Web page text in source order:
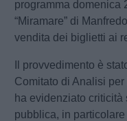
programma domenica
“Miramare” di
vendita dei biglietti ai
Il provvedimento è
Comitato di Analisi
ha evidenziato
pubblica, in